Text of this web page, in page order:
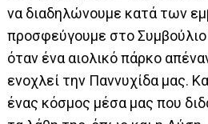
να διαδηλώνουμε κατά των
προσφεύγουμε στο Συμβούλιο
όταν ένα αιολικό πάρκο
ενοχλεί την Παννυχίδα μας.
ένας κόσμος μέσα μας που